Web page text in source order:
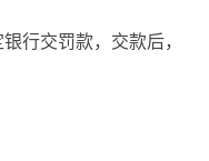
行交罚款，交款后，